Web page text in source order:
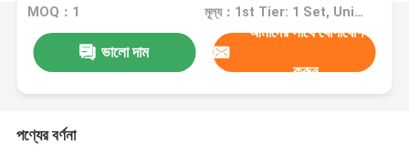
MOQ：1 মূল্য：1st Tier: 1 Set, Unit Price USD 3.00 2nd Tier: 2-5 Sets, Unit Price USD 2.00 3rd Tier: Over 5 Sets, Unit Price USD 1.00
ভালো দাম
আমাদের সাথে যোগাযোগ
করুন
পণ্যের বর্ণনা